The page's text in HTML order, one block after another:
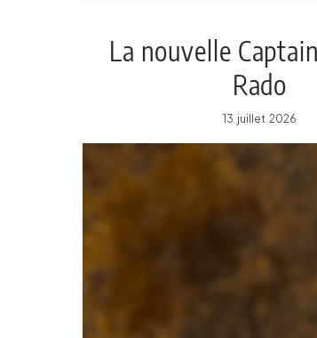
La nouvelle
Rado
13 juillet 2026